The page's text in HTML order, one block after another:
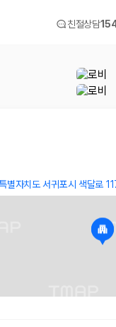
친절상담
별자치도 서귀포시 색달로
오래된
간의 미